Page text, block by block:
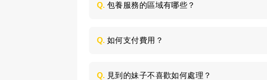
Q. 包養服務的區域有哪些？
Q. 如何支付費用？
Q. 見到的妹子不喜歡如何處理？